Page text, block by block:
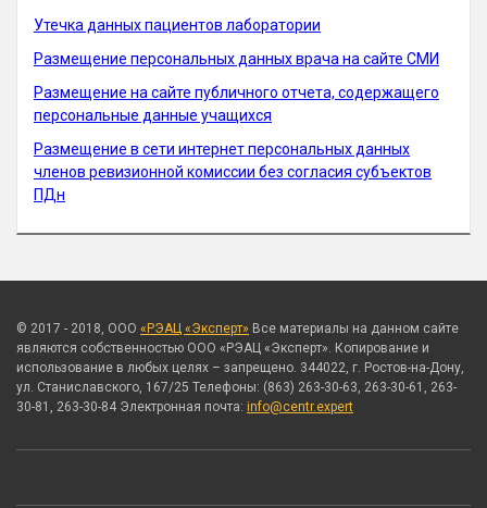
Утечка данных пациентов лаборатории
Размещение персональных данных врача на сайте СМИ
Размещение на сайте публичного отчета, содержащего
персональные данные учащихся
Размещение в сети интернет персональных данных
членов ревизионной комиссии без согласия субъектов
ПДн
© 2017 - 2018, ООО «РЭАЦ «Эксперт» Все материалы на данном сайте
являются собственностью ООО «РЭАЦ «Эксперт». Копирование и
использование в любых целях – запрещено. 344022, г. Ростов-на-Дону,
ул. Станиславского, 167/25 Телефоны: (863) 263-30-63, 263-30-61, 263-
30-81, 263-30-84 Электронная почта: info@centr.expert